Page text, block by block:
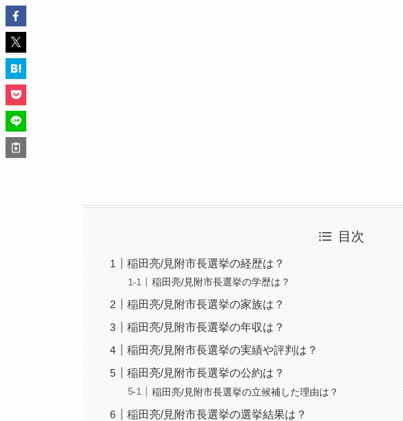
目次
稲田亮/見附市長選挙の経歴は？
稲田亮/見附市長選挙の学歴は？
稲田亮/見附市長選挙の家族は？
稲田亮/見附市長選挙の年収は？
稲田亮/見附市長選挙の実績や評判は？
稲田亮/見附市長選挙の公約は？
稲田亮/見附市長選挙の立候補した理由は？
稲田亮/見附市長選挙の選挙結果は？